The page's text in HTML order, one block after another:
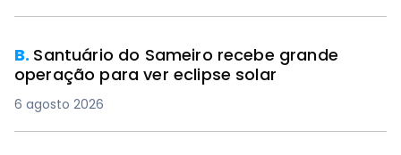
B. Santuário do Sameiro recebe grande
operação para ver eclipse solar
6 agosto 2026